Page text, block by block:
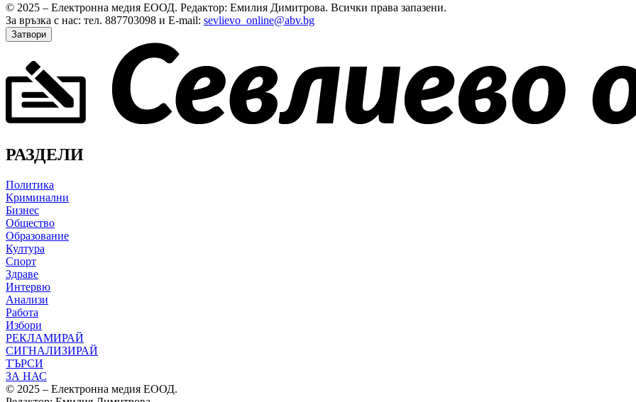
© 2025 – Електронна медия ЕООД. Редактор: Емилия Димитрова. Всички права запазени.
За връзка с нас: тел. 887703098 и E-mail: sevlievo_online@abv.bg
Затвори
РАЗДЕЛИ
Политика
Криминални
Бизнес
Общество
Образование
Култура
Спорт
Здраве
Интервю
Анализи
Работа
Избори
РЕКЛАМИРАЙ
СИГНАЛИЗИРАЙ
ТЪРСИ
ЗА НАС
© 2025 – Електронна медия ЕООД.